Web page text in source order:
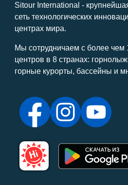
Sitour International -
сеть технологических
центрах мира.
Мы сотрудничаем с более чем
центров в 8 странах:
горные курорты, бассейны и